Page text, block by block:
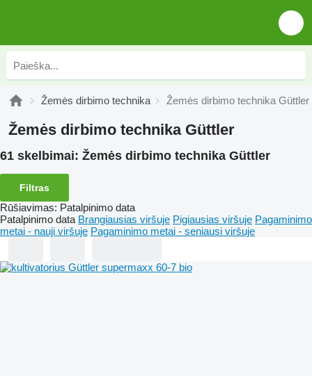
Žemės dirbimo technika Žemės dirbimo technika Güttler
Žemės dirbimo technika Güttler
61 skelbimai: Žemės dirbimo technika Güttler
Filtras
Rūšiavimas: Patalpinimo data
Patalpinimo data Brangiausias viršuje Pigiausias viršuje Pagaminimo
metai - nauji viršuje Pagaminimo metai - seniausi viršuje